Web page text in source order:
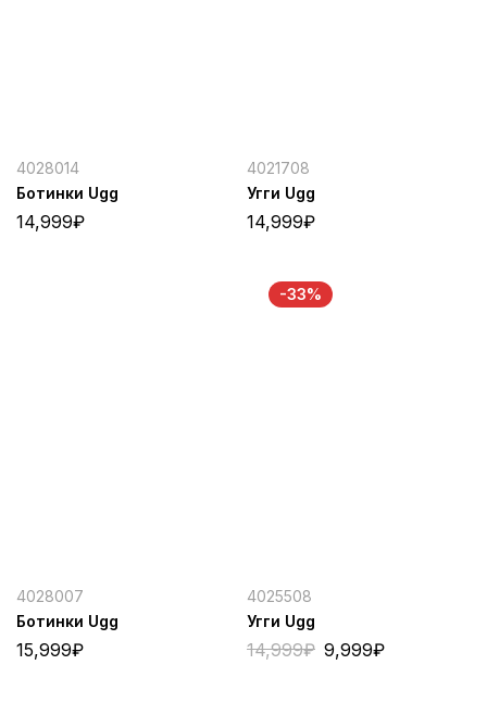
4028014
Ботинки Ugg
14,999₽
4021708
Угги Ugg
14,999₽
4028007
Ботинки Ugg
15,999₽
-33%
4025508
Угги Ugg
14,999₽ 9,999₽